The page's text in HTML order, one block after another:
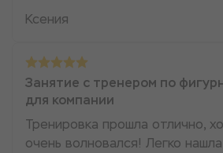
Ксения
Занятие с тренером по
для компании
Тренировка прошла отлично,
очень волновался! Легко